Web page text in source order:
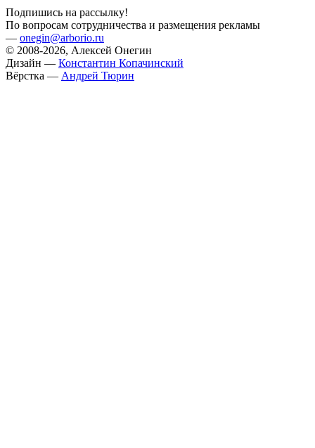
Подпишись на рассылку!
По вопросам сотрудничества и размещения рекламы
— onegin@arborio.ru
© 2008-2026, Алексей Онегин
Дизайн — Константин Копачинский
Вёрстка — Андрей Тюрин